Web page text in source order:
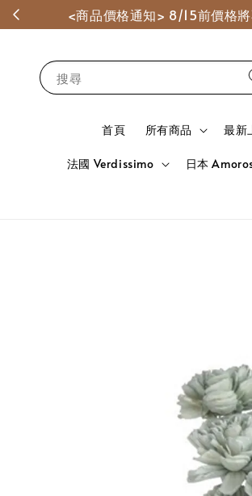
<商品價格通知> 8/15前價格
搜尋
首頁 所有商品 最新
法國 Verdissimo 日本